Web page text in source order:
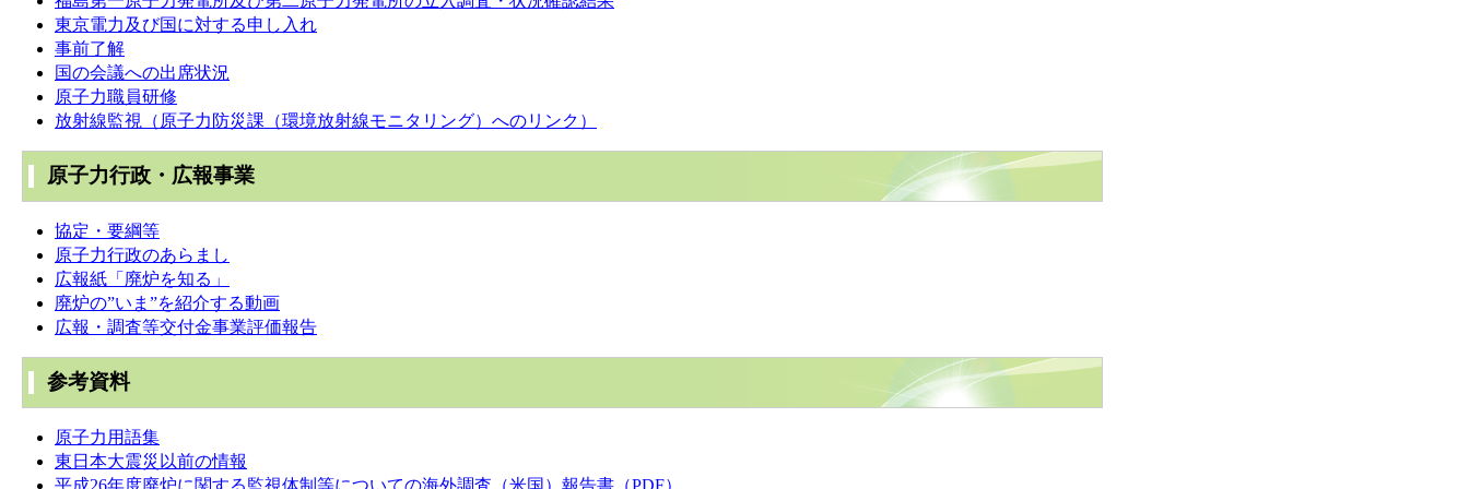
東京電力及び国に対する申し入れ
事前了解
国の会議への出席状況
原子力職員研修
放射線監視（原子力防災課（環境放射線モニタリング）へのリンク）
原子力行政・広報事業
協定・要綱等
原子力行政のあらまし
広報紙「廃炉を知る」
廃炉の”いま”を紹介する動画
広報・調査等交付金事業評価報告
参考資料
原子力用語集
東日本大震災以前の情報
平成26年度廃炉に関する監視体制等についての海外調査（米国）報告書（PDF）